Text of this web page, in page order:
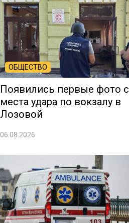
ОБЩЕСТВО
Появились первые фото с
места удара по вокзалу в
Лозовой
06.08.2026